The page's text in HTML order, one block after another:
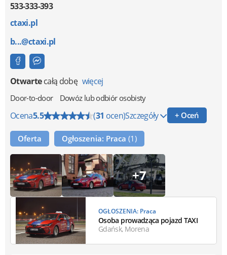
533-333-393
ctaxi.pl
b...@ctaxi.pl
Otwartecałą dobę więcej
Door-to-door Dowóz lub odbiór osobisty
Ocena5.5 (31 ocen)Szczegóły + Oceń
Oferta Ogłoszenia: Praca (1)
+7
OGŁOSZENIA: Praca
Osoba prowadząca pojazd TAXI
Gdańsk, Morena